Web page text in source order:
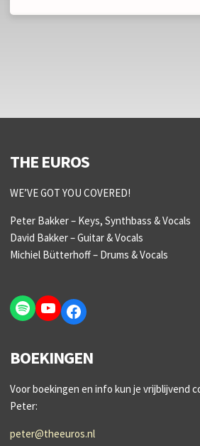
THE EUROS
WE’VE GOT YOU COVERED!
Peter Bakker – Keys, Synthbass & Vocals
David Bakker – Guitar & Vocals
Michiel Bütterhoff – Drums & Vocals
SpotifyYouTubeFacebook
BOEKINGEN
Voor boekingen en info kun je vrijblijvend
Peter:
peter@theeuros.nl